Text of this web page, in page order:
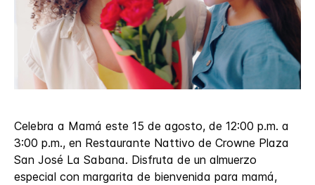
Celebra a Mamá este 15 de agosto, de 12:00 p.m. a
3:00 p.m., en Restaurante Nattivo de Crowne Plaza
San José La Sabana. Disfruta de un almuerzo
especial con margarita de bienvenida para mamá,